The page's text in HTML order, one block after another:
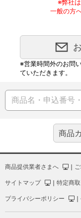
※弊社
一般の方
※営業時間外のお問
ていただきます。
商品
商品提供業者さまへ ｜
サイトマップ ｜ 特定商
プライバシーポリシー ｜